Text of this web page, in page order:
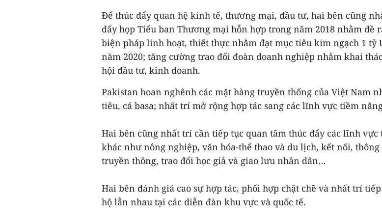
Để thúc đẩy quan hệ kinh tế, thương mại, đầu tư, hai bên cũng
đẩy họp Tiểu ban Thương mại hỗn hợp trong năm 2018 nhằm đề
biện pháp linh hoạt, thiết thực nhằm đạt mục tiêu kim ngạch 1 tỷ
năm 2020; tăng cường trao đổi đoàn doanh nghiệp nhằm khai
hội đầu tư, kinh doanh.
Pakistan hoan nghênh các mặt hàng truyền thống của Việt Nam
tiêu, cá basa; nhất trí mở rộng hợp tác sang các lĩnh vực tiềm
Hai bên cũng nhất trí cần tiếp tục quan tâm thúc đẩy các lĩnh vực
khác như nông nghiệp, văn hóa-thể thao và du lịch, kết nối,
truyền thông, trao đổi học giả và giao lưu nhân dân…
Hai bên đánh giá cao sự hợp tác, phối hợp chặt chẽ và nhất trí
hộ lẫn nhau tại các diễn đàn khu vực và quốc tế.